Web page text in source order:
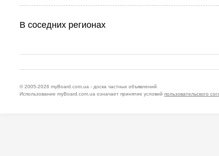
В соседних регионах
© 2005-2026 myBoard.com.ua - доска частных объявлений
Использование myBoard.com.ua означает принятие условий пользовательского